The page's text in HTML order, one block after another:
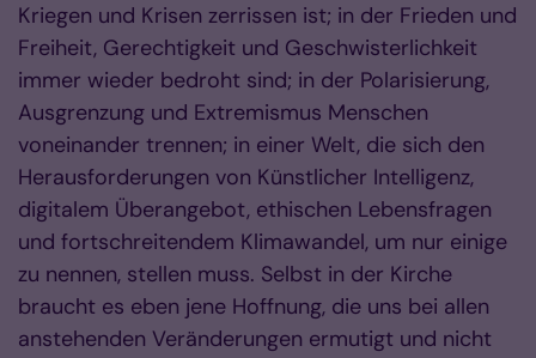
Kriegen und Krisen zerrissen ist; in der Frieden und
Freiheit, Gerechtigkeit und Geschwisterlichkeit
immer wieder bedroht sind; in der Polarisierung,
Ausgrenzung und Extremismus Menschen
voneinander trennen; in einer Welt, die sich den
Herausforderungen von Künstlicher Intelligenz,
digitalem Überangebot, ethischen Lebensfragen
und fortschreitendem Klimawandel, um nur einige
zu nennen, stellen muss. Selbst in der Kirche
braucht es eben jene Hoffnung, die uns bei allen
anstehenden Veränderungen ermutigt und nicht